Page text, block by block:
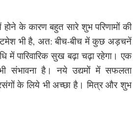
के कारण बहुत सारे शुभ परिणामों की
भी है, अत: बीच-बीच में कुछ अड़चनें
पारिवारिक सुख बढ़ा चढ़ा रहेगा। एक
भी संभावना है। नये उद्यमों में सफलता
के लिये भी अच्छा है। मित्र और शुभ